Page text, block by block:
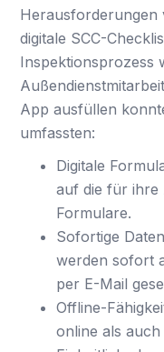
Herausforderungen
digitale SCC-
Inspektionsprozess
App ausfüllen
umfassten:
Digitale
auf die für ihre
Formulare.
Sofortige
werden sofort
per E-Mail
Offline-
online als